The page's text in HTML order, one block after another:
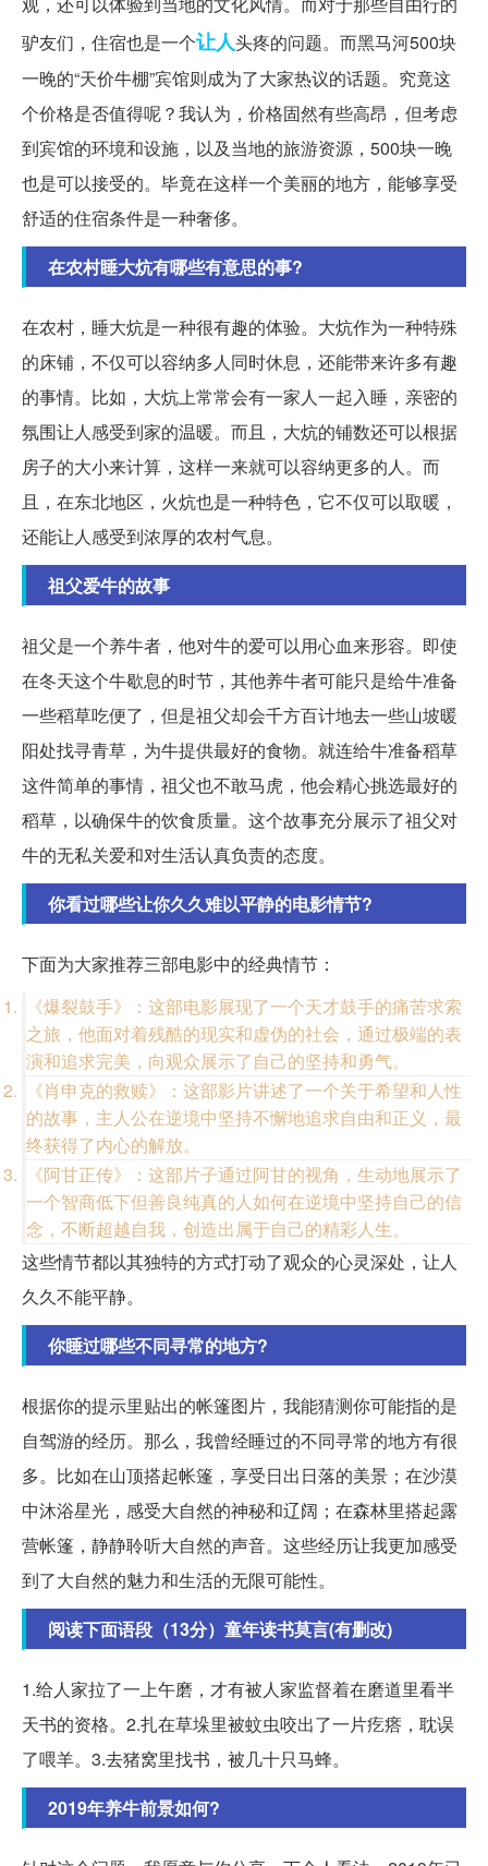
驴友们，住宿也是一个让人头疼的问题。而黑马河500块
一晚的“天价牛棚”宾馆则成为了大家热议的话题。究竟这
个价格是否值得呢？我认为，价格固然有些高昂，但考虑
到宾馆的环境和设施，以及当地的旅游资源，500块一晚
也是可以接受的。毕竟在这样一个美丽的地方，能够享受
舒适的住宿条件是一种奢侈。
在农村睡大炕有哪些有意思的事?
在农村，睡大炕是一种很有趣的体验。大炕作为一种特殊
的床铺，不仅可以容纳多人同时休息，还能带来许多有趣
的事情。比如，大炕上常常会有一家人一起入睡，亲密的
氛围让人感受到家的温暖。而且，大炕的铺数还可以根据
房子的大小来计算，这样一来就可以容纳更多的人。而
且，在东北地区，火炕也是一种特色，它不仅可以取暖，
还能让人感受到浓厚的农村气息。
祖父爱牛的故事
祖父是一个养牛者，他对牛的爱可以用心血来形容。即使
在冬天这个牛歇息的时节，其他养牛者可能只是给牛准备
一些稻草吃便了，但是祖父却会千方百计地去一些山坡暖
阳处找寻青草，为牛提供最好的食物。就连给牛准备稻草
这件简单的事情，祖父也不敢马虎，他会精心挑选最好的
稻草，以确保牛的饮食质量。这个故事充分展示了祖父对
牛的无私关爱和对生活认真负责的态度。
你看过哪些让你久久难以平静的电影情节?
下面为大家推荐三部电影中的经典情节：
《爆裂鼓手》：这部电影展现了一个天才鼓手的痛苦求索
之旅，他面对着残酷的现实和虚伪的社会，通过极端的表
演和追求完美，向观众展示了自己的坚持和勇气。
《肖申克的救赎》：这部影片讲述了一个关于希望和人性
的故事，主人公在逆境中坚持不懈地追求自由和正义，最
终获得了内心的解放。
《阿甘正传》：这部片子通过阿甘的视角，生动地展示了
一个智商低下但善良纯真的人如何在逆境中坚持自己的信
念，不断超越自我，创造出属于自己的精彩人生。
这些情节都以其独特的方式打动了观众的心灵深处，让人
久久不能平静。
你睡过哪些不同寻常的地方?
根据你的提示里贴出的帐篷图片，我能猜测你可能指的是
自驾游的经历。那么，我曾经睡过的不同寻常的地方有很
多。比如在山顶搭起帐篷，享受日出日落的美景；在沙漠
中沐浴星光，感受大自然的神秘和辽阔；在森林里搭起露
营帐篷，静静聆听大自然的声音。这些经历让我更加感受
到了大自然的魅力和生活的无限可能性。
阅读下面语段（13分）童年读书莫言(有删改)
1.给人家拉了一上午磨，才有被人家监督着在磨道里看半
天书的资格。2.扎在草垛里被蚊虫咬出了一片疙瘩，耽误
了喂羊。3.去猪窝里找书，被几十只马蜂。
2019年养牛前景如何?